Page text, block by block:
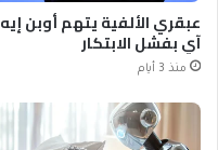
عبقري الألفية يتهم أوبن إيه
آي بفشل الابتكار
منذ 3 أيام